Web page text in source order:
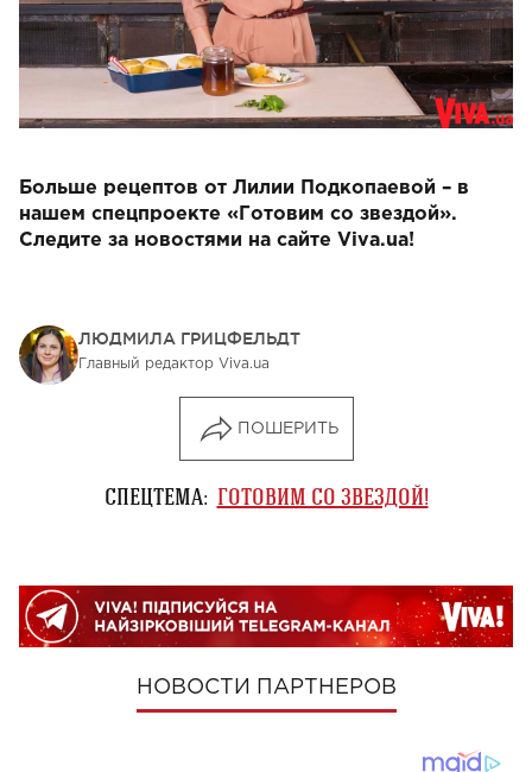
Больше рецептов от Лилии Подкопаевой – в
нашем спецпроекте «Готовим со звездой».
Следите за новостями на сайте Viva.ua!
ЛЮДМИЛА ГРИЦФЕЛЬДТ
Главный редактор Viva.ua
ПОШЕРИТЬ
СПЕЦТЕМА: ГОТОВИМ СО ЗВЕЗДОЙ!
НОВОСТИ ПАРТНЕРОВ